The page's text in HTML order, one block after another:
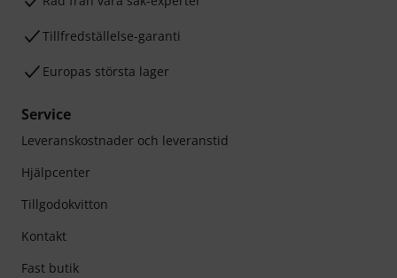
Tillfredställelse-garanti
Europas största lager
Service
Leveranskostnader och leveranstid
Hjälpcenter
Tillgodokvitton
Kontakt
Fast butik